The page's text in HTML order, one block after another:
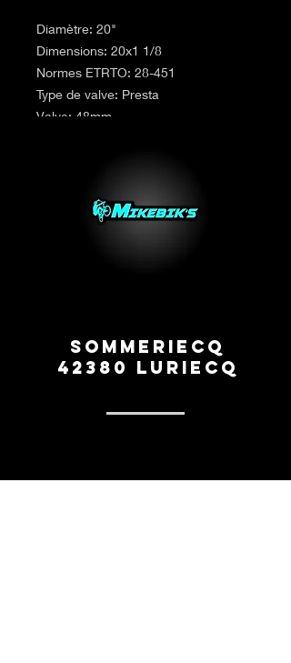
Diamètre: 20"
Dimensions: 20x1 1/8
Normes ETRTO: 28-451
Type de valve: Presta
Valve: 48mm
Sommeriecq
42380 Luriecq